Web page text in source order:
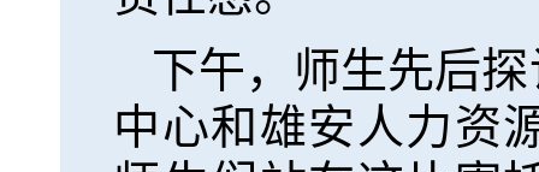
下午，师生先后
中心和雄安人力资